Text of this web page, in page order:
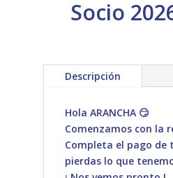
Socio
Descripción
Hola ARANCHA 😏
Comenzamos con la
Completa el pago de
pierdas lo que